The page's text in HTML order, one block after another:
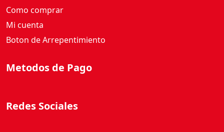
Como comprar
Mi cuenta
Boton de Arrepentimiento
Metodos de Pago
Redes Sociales